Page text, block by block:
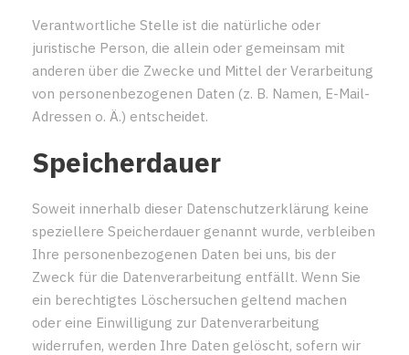
Verantwortliche Stelle ist die natürliche oder
juristische Person, die allein oder gemeinsam mit
anderen über die Zwecke und Mittel der Verarbeitung
von personenbezogenen Daten (z. B. Namen, E-Mail-
Adressen o. Ä.) entscheidet.
Speicherdauer
Soweit innerhalb dieser Datenschutzerklärung keine
speziellere Speicherdauer genannt wurde, verbleiben
Ihre personenbezogenen Daten bei uns, bis der
Zweck für die Datenverarbeitung entfällt. Wenn Sie
ein berechtigtes Löschersuchen geltend machen
oder eine Einwilligung zur Datenverarbeitung
widerrufen, werden Ihre Daten gelöscht, sofern wir